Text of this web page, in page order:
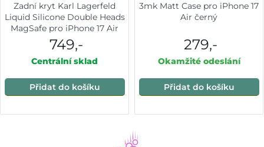
Zadní kryt Karl Lagerfeld
Liquid Silicone Double Heads
MagSafe pro iPhone 17 Air
Pink
749,-
Centrální sklad
Přidat do košíku
3mk Matt Case pro iPhone 17
Air černý
279,-
Okamžité odeslání
Přidat do košíku